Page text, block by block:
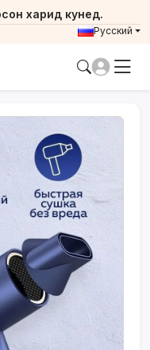
харид кунед.
Русский